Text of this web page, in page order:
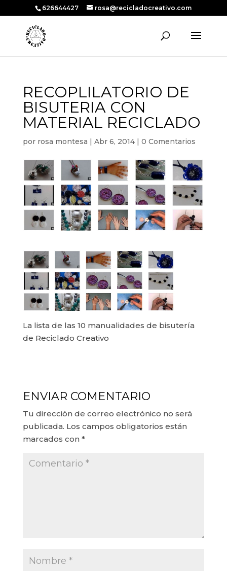
626644427 rosa@recicladocreativo.com
RECOPLILATORIO DE
BISUTERIA CON
MATERIAL RECICLADO
por rosa montesa | Abr 6, 2014| 0 Comentarios
La lista de las 10 manualidades de bisutería
de Reciclado Creativo
ENVIAR COMENTARIO
Tu dirección de correo electrónico no será
publicada. Los campos obligatorios están
marcados con *